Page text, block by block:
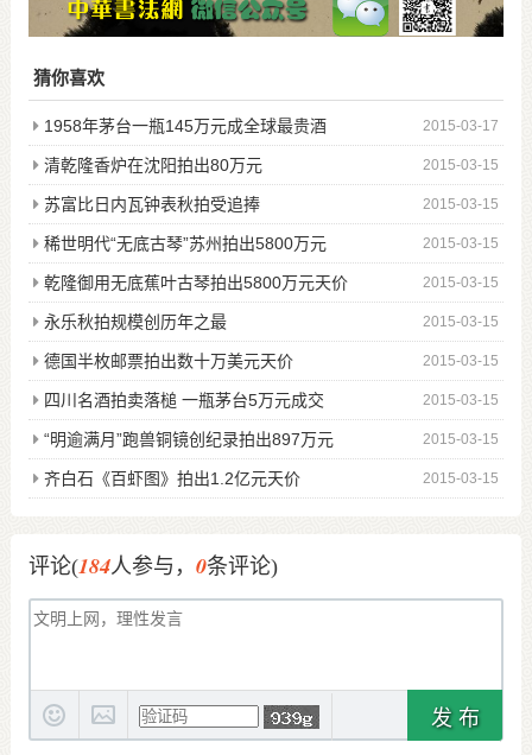
猜你喜欢
2015-03-17
1958年茅台一瓶145万元成全球最贵酒
2015-03-15
清乾隆香炉在沈阳拍出80万元
2015-03-15
苏富比日内瓦钟表秋拍受追捧
2015-03-15
稀世明代“无底古琴”苏州拍出5800万元
2015-03-15
乾隆御用无底蕉叶古琴拍出5800万元天价
2015-03-15
永乐秋拍规模创历年之最
2015-03-15
德国半枚邮票拍出数十万美元天价
2015-03-15
四川名酒拍卖落槌 一瓶茅台5万元成交
2015-03-15
“明逾满月”跑兽铜镜创纪录拍出897万元
2015-03-15
齐白石《百虾图》拍出1.2亿元天价
评论(184人参与， 0条评论)
发 布